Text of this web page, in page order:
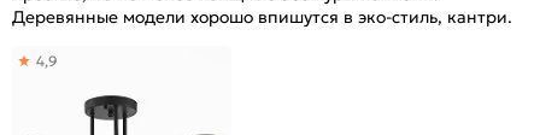
Деревянные модели хорошо впишутся в эко-стиль, кантри.
4,9